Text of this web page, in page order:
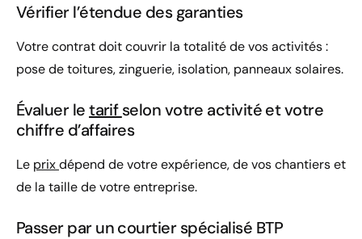
Vérifier l’étendue des garanties
Votre contrat doit couvrir la totalité de vos activités :
pose de toitures, zinguerie, isolation, panneaux solaires.
Évaluer letarifselon votre activité et votre
chiffre d’affaires
Le prixdépend de votre expérience, de vos chantiers et
de la taille de votre entreprise.
Passer par un courtier spécialisé BTP